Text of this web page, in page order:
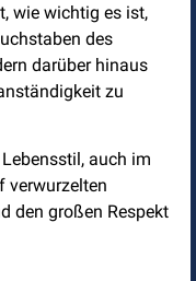
wie wichtig es ist,
des
darüber hinaus
zu
auch im
verwurzelten
den großen Respekt